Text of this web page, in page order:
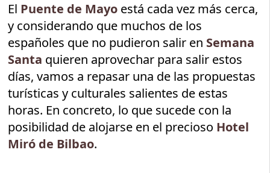
El Puente de Mayo está cada vez más cerca,
y considerando que muchos de los
españoles que no pudieron salir en Semana
Santa quieren aprovechar para salir estos
días, vamos a repasar una de las propuestas
turísticas y culturales salientes de estas
horas. En concreto, lo que sucede con la
posibilidad de alojarse en el precioso Hotel
Miró de Bilbao.